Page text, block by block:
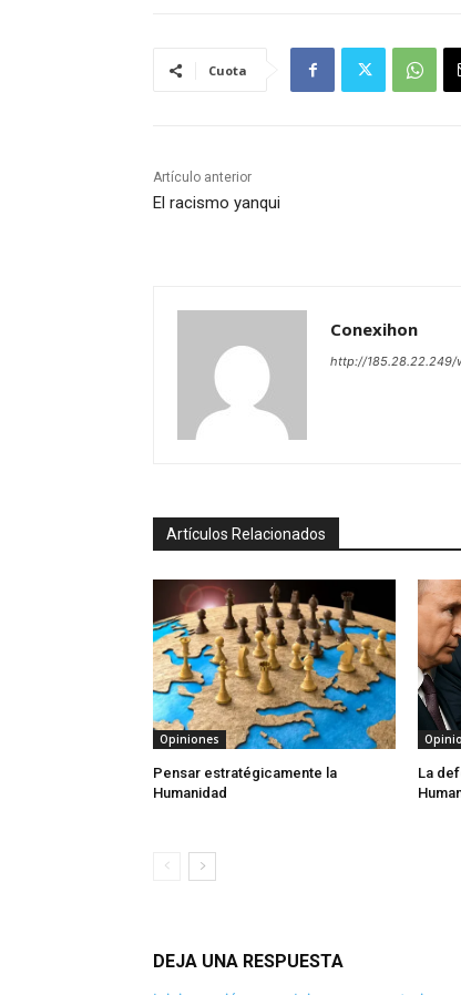
Cuota
Artículo anterior
El racismo yanqui
Conexihon
http://185.28.22.249/
Artículos Relacionados
Opiniones
Pensar estratégicamente la
Humanidad
La
DEJA UNA RESPUESTA